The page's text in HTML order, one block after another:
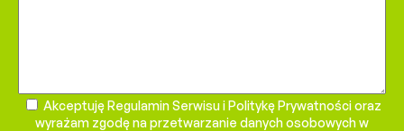
Akceptuję Regulamin Serwisu i Politykę Prywatności oraz
wyrażam zgodę na przetwarzanie danych osobowych w